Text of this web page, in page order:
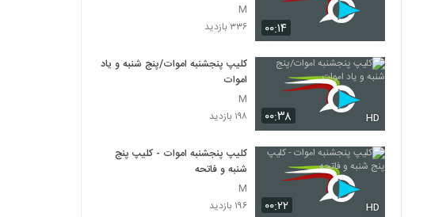
۰۰:۱۴
M
۳۳۶ بازدید
۰۰:۳۸ HD
کلیپ پنجشنبه اموات/پنج شنبه و یاد
اموات
M
۱۹۸ بازدید
۰۰:۲۲ HD
کلیپ پنجشنبه اموات - کلیپ پنج
شنبه و فاتحه
M
۱۹۶ بازدید